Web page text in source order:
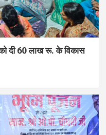
को दी 60 लाख रू. के विकास